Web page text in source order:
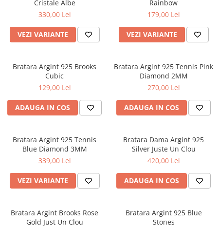
Cristale Albe
330,00 Lei
VEZI VARIANTE
Rainbow
179,00 Lei
VEZI VARIANTE
Bratara Argint 925 Brooks
Cubic
129,00 Lei
ADAUGA IN COS
Bratara Argint 925 Tennis Pink
Diamond 2MM
270,00 Lei
ADAUGA IN COS
Bratara Argint 925 Tennis
Blue Diamond 3MM
339,00 Lei
VEZI VARIANTE
Bratara Dama Argint 925
Silver Juste Un Clou
420,00 Lei
ADAUGA IN COS
Bratara Argint Brooks Rose
Gold Just Un Clou
Bratara Argint 925 Blue
Stones